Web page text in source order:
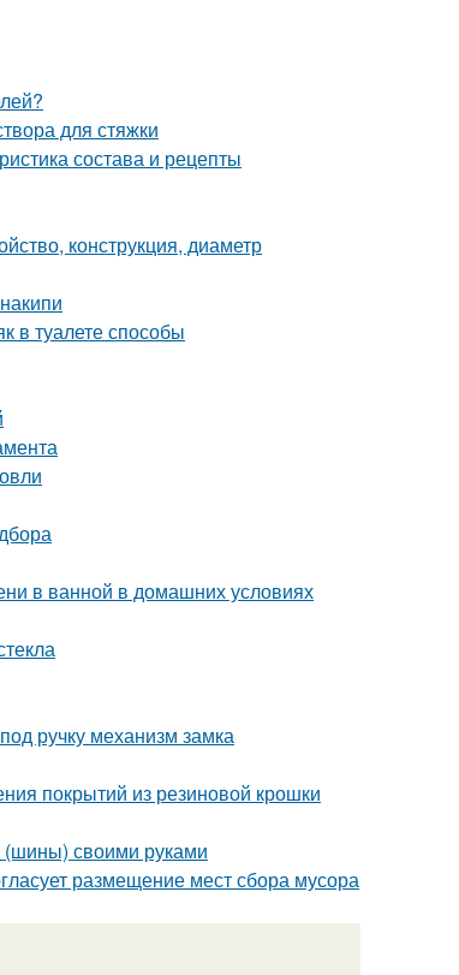
для стяжки
состава и рецепты
конструкция, диаметр
в туалете способы
в ванной в домашних условиях
ручку механизм замка
покрытий из резиновой крошки
(шины) своими руками
размещение мест сбора мусора